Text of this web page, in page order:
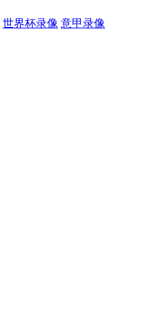
世界杯录像 意甲录像